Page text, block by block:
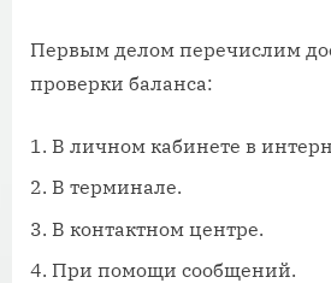
Первым делом перечислим
проверки баланса:
В личном кабинете в
В терминале.
В контактном центре.
При помощи сообщений.